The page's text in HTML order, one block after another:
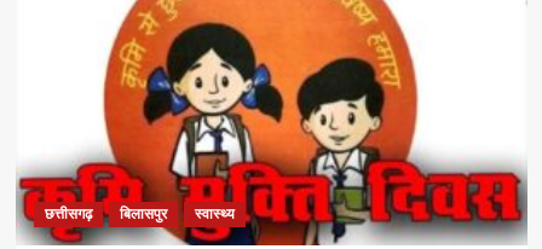
छत्तीसगढ़ बिलासपुर स्वास्थ्य